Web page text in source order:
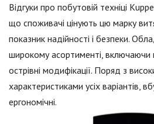
Відгуки про побутовій техніці
що споживачі цінують цю марку
показник надійності і безпеки.
широкому асортименті, включаючи
острівні модифікації. Поряд з
характеристиками усіх варіантів,
ергономічні.